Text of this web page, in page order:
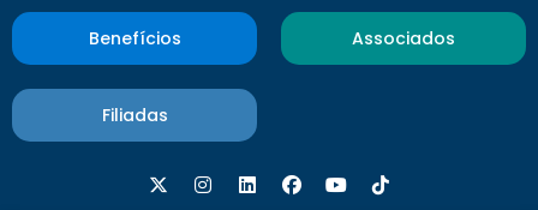
Benefícios Associados
Filiadas